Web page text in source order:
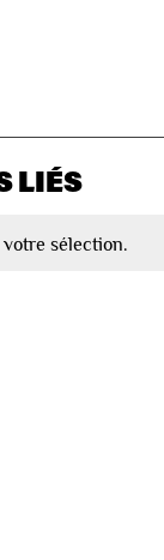
LIÉS
sélection.